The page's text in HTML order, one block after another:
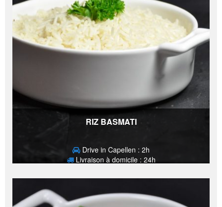
RIZ BASMATI
Drive in Capellen : 2h
Livraison à domicile : 24h
3,40€